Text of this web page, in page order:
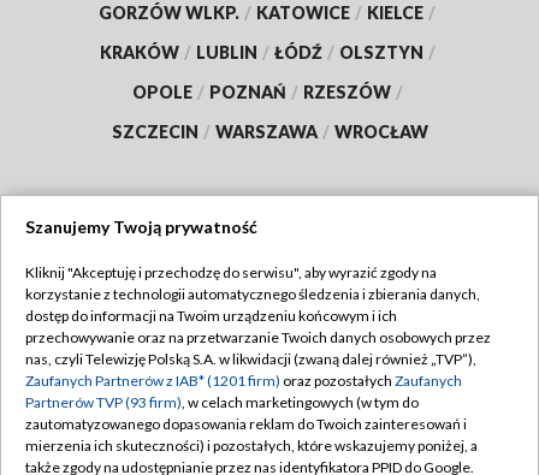
GORZÓW WLKP. / KATOWICE / KIELCE /
KRAKÓW / LUBLIN / ŁÓDŹ / OLSZTYN /
OPOLE / POZNAŃ / RZESZÓW /
SZCZECIN / WARSZAWA / WROCŁAW
TVP
Abonament TVP
Emisja w TVP
Centrum informacji TVP
Naziemna Telewizja Cyfrowa
Regulamin TVP
Polityka prywatności
Moje zgody
Pomoc
Szanujemy Twoją prywatność
Kliknij "Akceptuję i przechodzę do serwisu", aby wyrazić zgody na
korzystanie z technologii automatycznego śledzenia i zbierania danych,
dostęp do informacji na Twoim urządzeniu końcowym i ich
przechowywanie oraz na przetwarzanie Twoich danych osobowych przez
nas, czyli Telewizję Polską S.A. w likwidacji (zwaną dalej również „TVP”),
Zaufanych Partnerów z IAB* (1201 firm) oraz pozostałych Zaufanych
Partnerów TVP (93 firm), w celach marketingowych (w tym do
zautomatyzowanego dopasowania reklam do Twoich zainteresowań i
mierzenia ich skuteczności) i pozostałych, które wskazujemy poniżej, a
także zgody na udostępnianie przez nas identyfikatora PPID do Google.